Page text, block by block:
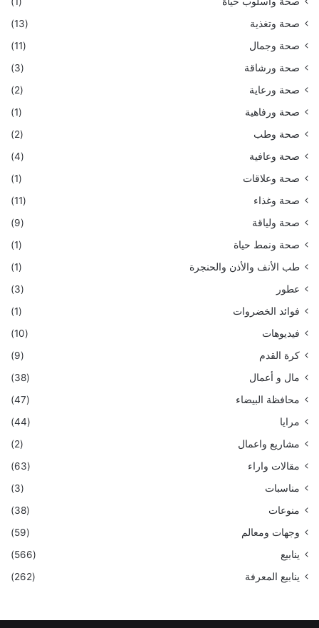
صحة وتغذية
(13)
صحة وجمال
(11)
صحة ورشاقة
(3)
صحة ورعاية
(2)
صحة ورفاهية
(1)
صحة وطب
(2)
صحة وعافية
(4)
صحة وعلاقات
(1)
صحة وغذاء
(11)
صحة ولياقة
(9)
صحة ونمط حياة
(1)
طب الأنف والأذن والحنجرة
(1)
عطور
(3)
فوائد الخضروات
(1)
فيديوهات
(10)
كرة القدم
(9)
مال و أعمال
(38)
محافظة البيضاء
(47)
مرايا
(44)
مشاريع واعمال
(2)
مقالات واراء
(63)
مناسبات
(3)
منوعات
(38)
وجهات ومعالم
(59)
ينابيع
(566)
ينابيع المعرفة
(262)